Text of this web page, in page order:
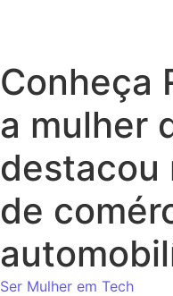
Conheça
a mulher
destacou
de
Ser Mulher em Tech